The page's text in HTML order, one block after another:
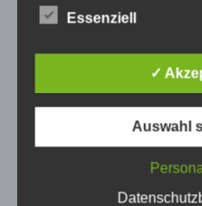
Adresse oder
Person, erfolgt stets im
Übereinstimmung mit
landesspezifischen
Unternehmen die
und Zweck der von uns
informieren. Ferner
mittels dieser
Essenziell
✓
Auswahl